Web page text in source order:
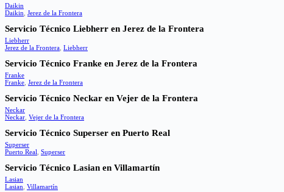
Daikin
Daikin Jerez de la Frontera
Servicio Técnico Liebherr en Jerez de la Frontera
Liebherr
Jerez de la Frontera Liebherr
Servicio Técnico Franke en Jerez de la Frontera
Franke
Franke Jerez de la Frontera
Servicio Técnico Neckar en Vejer de la Frontera
Neckar
Neckar Vejer de la Frontera
Servicio Técnico Superser en Puerto Real
Superser
Puerto Real Superser
Servicio Técnico Lasian en Villamartín
Lasian
Lasian Villamartín